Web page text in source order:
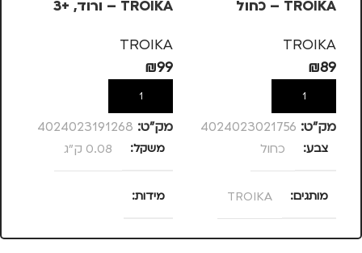
TROIKA – כחול
TROIKA
₪89
הוספה לסל
מק”ט: 4024023021756
צבע כחול
מותגים TROIKA
מתאים ל
TROIKA – ורוד, +3
TROIKA
₪99
הוספה לסל
מק”ט: 4024023191268
משקל 0.08 ק"ג
מידות
25 × 13.5 × 4